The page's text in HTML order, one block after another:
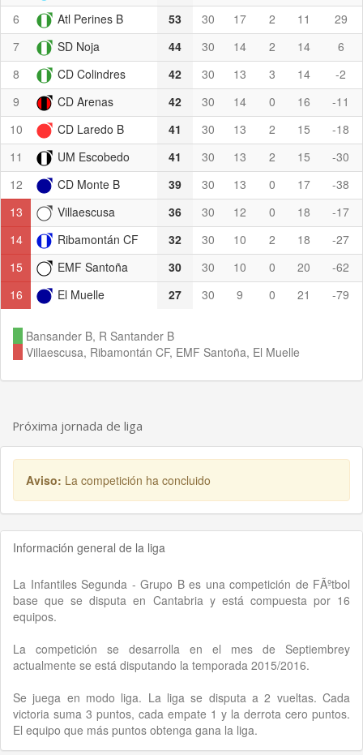
6
Atl Perines B 53 30 17 2 11
29
7
SD Noja 44 30 14 2 14
6
8
CD Colindres 42 30 13 3 14
-2
9
CD Arenas 42 30 14 0 16
-11
10
CD Laredo B 41 30 13 2 15
-18
11
UM Escobedo 41 30 13 2 15
-30
12
CD Monte B 39 30 13 0 17
-38
13
Villaescusa 36 30 12 0 18
-17
14
Ribamontán CF 32 30 10 2 18
-27
15
EMF Santoña 30 30 10 0 20
-62
16
El Muelle 27 30 9 0 21 -79
Bansander B, R Santander B
Villaescusa, Ribamontán CF, EMF Santoña, El Muelle
Próxima jornada de liga
Aviso: La competición ha concluido
Información general de la liga
La Infantiles Segunda - Grupo B es una competición de FÃºtbol
base que se disputa en Cantabria y está compuesta por 16
equipos.
La competición se desarrolla en el mes de Septiembrey
actualmente se está disputando la temporada 2015/2016.
Se juega en modo liga. La liga se disputa a 2 vueltas. Cada
victoria suma 3 puntos, cada empate 1 y la derrota cero puntos.
El equipo que más puntos obtenga gana la liga.